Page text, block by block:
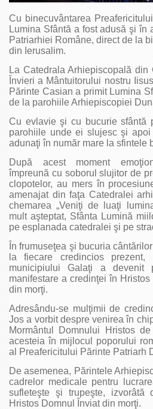
Cu binecuvântarea
Lumina Sfântă a fost adusă şi în
Patriarhiei Române, direct de la
din Ierusalim.
La Catedrala Arhiepiscopală
Învieri a Mântuitorului nostru
Părinte Casian a primit Lumina
de la parohiile Arhiepiscopiei
Cu evlavie şi cu bucurie sfântă
parohiile unde ei slujesc şi
adunaţi în număr mare la sfintele
După acest moment
împreună cu soborul slujitor de
clopotelor, au mers în
amenajat din faţa Catedralei
chemarea „Veniţi de luaţi
mult aşteptat, Sfânta Lumină
pe esplanada catedralei şi pe
În frumuseţea şi bucuria
la fiecare credincios
municipiului Galaţi a
manifestare a credinţei în
din morţi.
Adresându-se mulţimii de
Jos a vorbit despre venirea în
Mormântul Domnului Hristos
acesteia în mijlocul poporului
al Preafericitului Părinte Patriarh
De asemenea, Părintele
cadrelor medicale pentru
sufleteşte şi trupeşte, izvorâtă
Hristos Domnul Înviat din morţi.